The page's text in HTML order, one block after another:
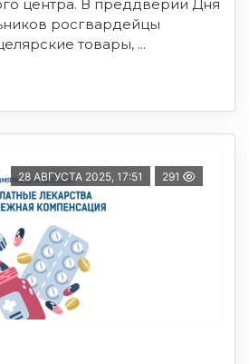
центра. В преддверии Дня
росгвардейцы
товары, ...
28 АВГУСТА 2025, 17:51 291